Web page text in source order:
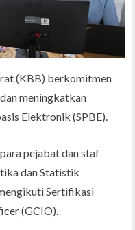
(KBB) berkomitmen
meningkatkan
Elektronik (SPBE).
pejabat dan staf
dan Statistik
Sertifikasi
(GCIO).